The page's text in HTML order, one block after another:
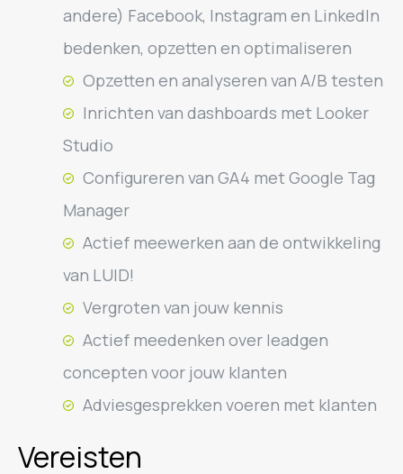
andere) Facebook, Instagram en LinkedIn
bedenken, opzetten en optimaliseren
Opzetten en analyseren van A/B testen
Inrichten van dashboards met Looker
Studio
Configureren van GA4 met Google Tag
Manager
Actief meewerken aan de ontwikkeling
van LUID!
Vergroten van jouw kennis
Actief meedenken over leadgen
concepten voor jouw klanten
Adviesgesprekken voeren met klanten
Vereisten